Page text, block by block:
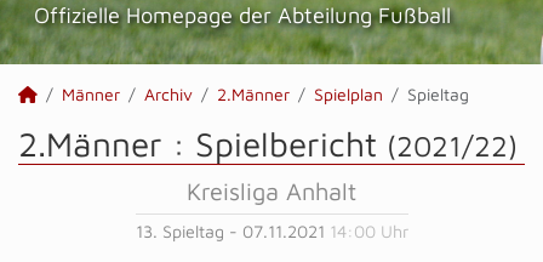
Offizielle Homepage der Abteilung Fußball
Männer Archiv 2.Männer Spielplan Spieltag
2.Männer : Spielbericht (2021/22)
Kreisliga Anhalt
13. Spieltag - 07.11.2021 14:00 Uhr